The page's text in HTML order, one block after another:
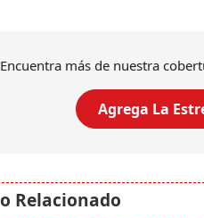
Encuentra más de nuestra
Agrega La